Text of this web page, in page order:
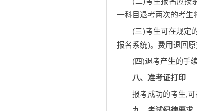
一科目退考两次的考生
(三)考生可在规定
报名系统)。费用退回原
(四)退考产生的手
八、准考证打印
报考成功的考生,